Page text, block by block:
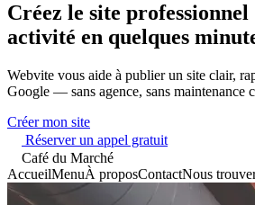
Créez le site
activité en quelques
Webvite vous aide à publier un site clair,
Google — sans agence, sans maintenance
Créer mon site
Réserver un appel gratuit
Café du Marché
AccueilMenuÀ proposContactNous